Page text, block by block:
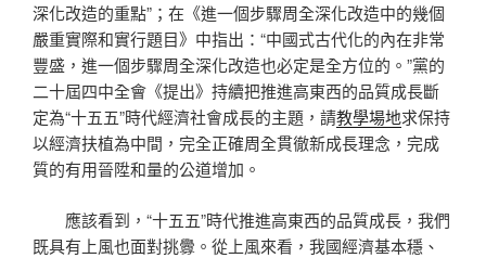
深化改造的重點”；在《進一個步驟周全深化改造中的幾個
嚴重實際和實行題目》中指出：“中國式古代化的內在非常
豐盛，進一個步驟周全深化改造也必定是全方位的。”黨的
二十屆四中全會《提出》持續把推進高東西的品質成長斷
定為“十五五”時代經濟社會成長的主題，請教學場地求保持
以經濟扶植為中間，完全正確周全貫徹新成長理念，完成
質的有用晉陞和量的公道增加。
應該看到，“十五五”時代推進高東西的品質成長，我們
既具有上風也面對挑釁。從上風來看，我國經濟基本穩、